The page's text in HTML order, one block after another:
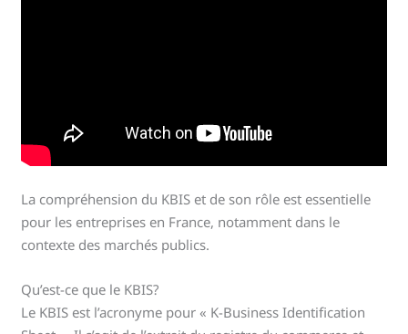
La compréhension du KBIS et de son rôle est essentielle
pour les entreprises en France, notamment dans le
contexte des marchés publics.
Qu’est-ce que le KBIS?
Le KBIS est l’acronyme pour « K-Business Identification